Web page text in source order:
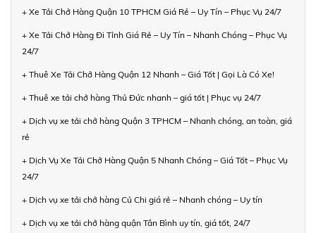
+ Xe Tải Chở Hàng Quận 10 TPHCM Giá Rẻ – Uy Tín – Phục Vụ 24/7
+ Xe Tải Chở Hàng Đi Tỉnh Giá Rẻ – Uy Tín – Nhanh Chóng – Phục Vụ
24/7
+ Thuê Xe Tải Chở Hàng Quận 12 Nhanh – Giá Tốt | Gọi Là Có Xe!
+ Thuê xe tải chở hàng Thủ Đức nhanh – giá tốt | Phục vụ 24/7
+ Dịch vụ xe tải chở hàng Quận 3 TPHCM – Nhanh chóng, an toàn, giá
rẻ
+ Dịch Vụ Xe Tải Chở Hàng Quận 5 Nhanh Chóng – Giá Tốt – Phục Vụ
24/7
+ Dịch vụ xe tải chở hàng Củ Chi giá rẻ – Nhanh chóng – Uy tín
+ Dịch vụ xe tải chở hàng quận Tân Bình uy tín, giá tốt, 24/7